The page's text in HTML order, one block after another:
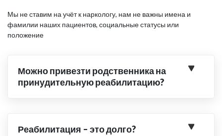
Мы не ставим на учёт к наркологу, нам не важны имена и
фамилии наших пациентов, социальные статусы или
положение
Можно привезти родственника на
принудительную реабилитацию?
Реабилитация – это долго?